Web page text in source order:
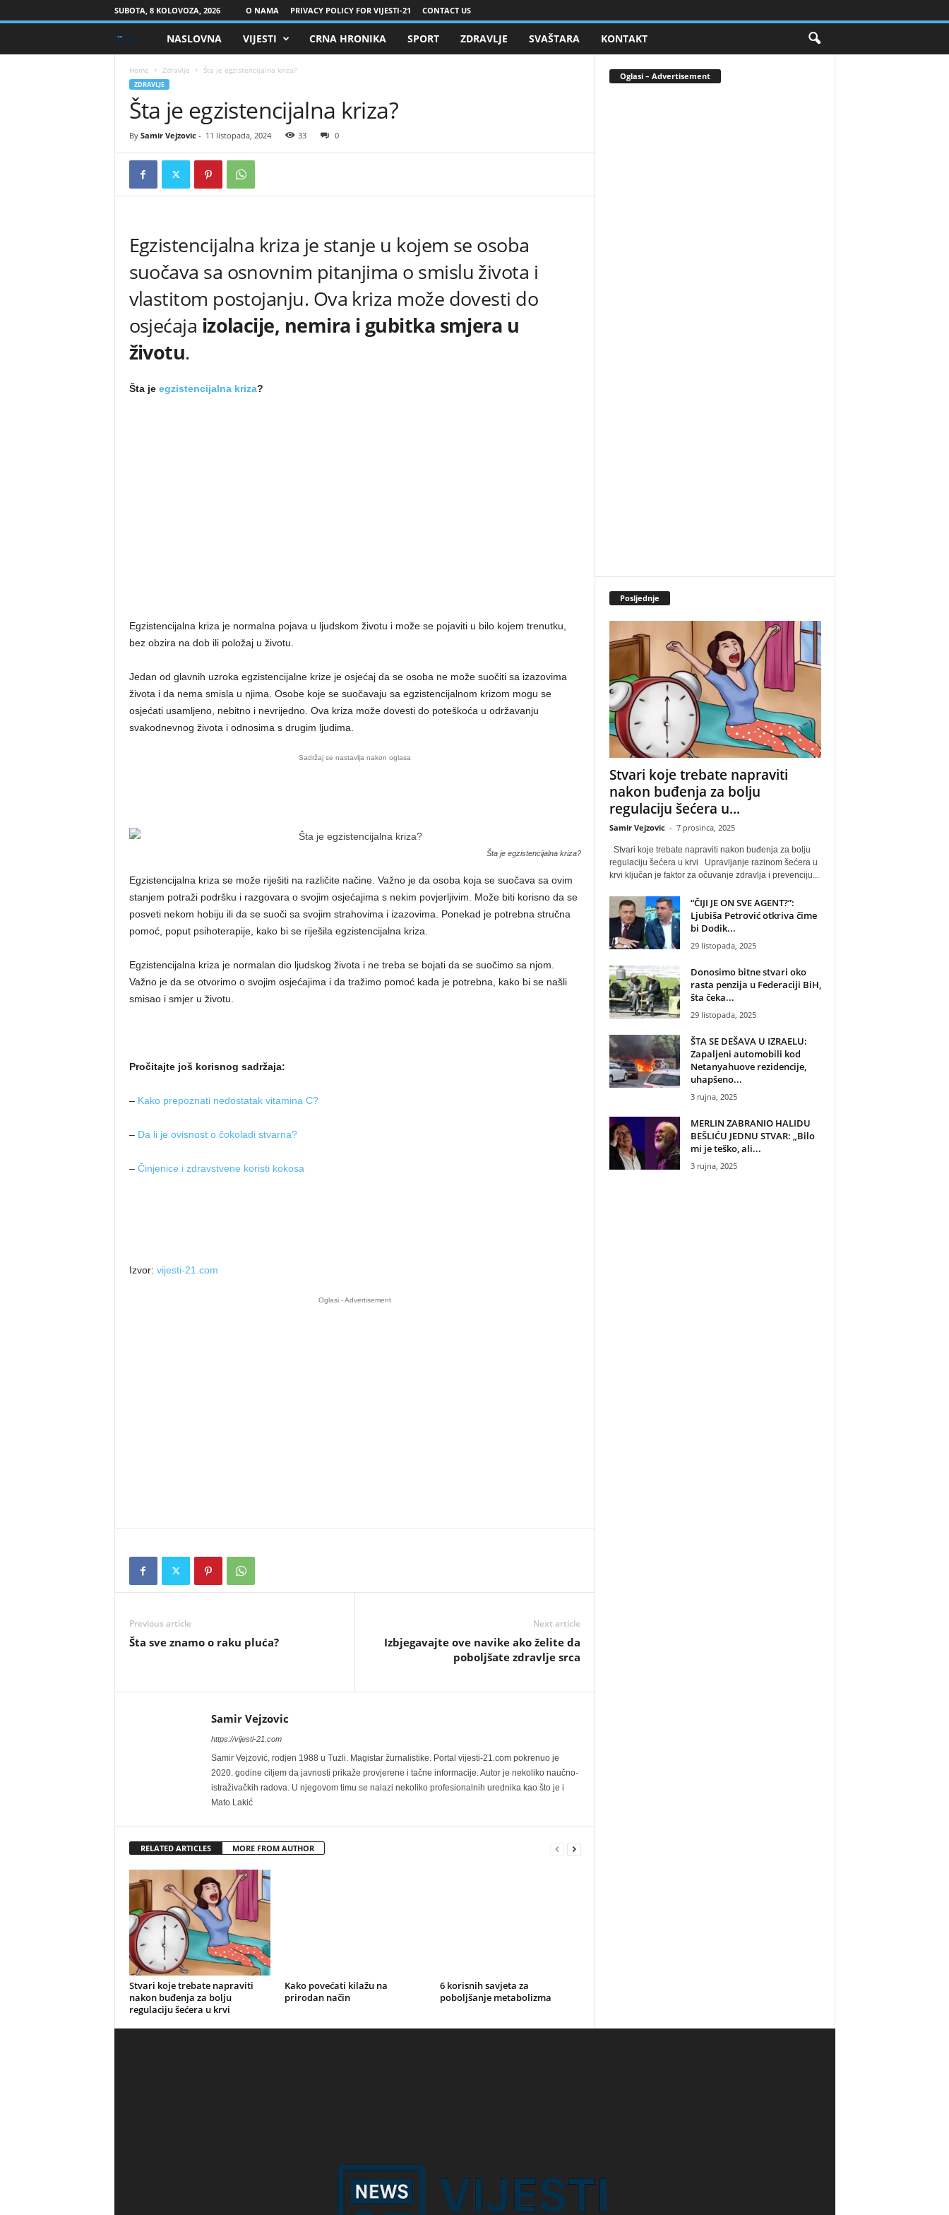
SUBOTA, 8 KOLOVOZA, 2026 O NAMA PRIVACY POLICY FOR VIJESTI-21 CONTACT US
i
e
s
t
-
.
NASLOVNA VIJESTI CRNA HRONIKA SPORT ZDRAVLJE SVAŠTARA KONTAKT
Home Zdravlje Šta je egzistencijalna kriza?
ZDRAVLJE
Šta je egzistencijalna kriza?
By Samir Vejzovic- 11 listopada, 2024 33 0
Egzistencijalna kriza je stanje u kojem se osoba
suočava sa osnovnim pitanjima o smislu života i
vlastitom postojanju. Ova kriza može dovesti do
osjećaja izolacije, nemira i gubitka smjera u
životu.
Šta je egzistencijalna kriza?
Egzistencijalna kriza je normalna pojava u ljudskom životu i može se pojaviti u bilo kojem trenutku,
bez obzira na dob ili položaj u životu.
Jedan od glavnih uzroka egzistencijalne krize je osjećaj da se osoba ne može suočiti sa izazovima
života i da nema smisla u njima. Osobe koje se suočavaju sa egzistencijalnom krizom mogu se
osjećati usamljeno, nebitno i nevrijedno. Ova kriza može dovesti do poteškoća u održavanju
svakodnevnog života i odnosima s drugim ljudima.
Sadržaj se nastavlja nakon oglasa
Šta je egzistencijalna kriza?
Egzistencijalna kriza se može riješiti na različite načine. Važno je da osoba koja se suočava sa ovim
stanjem potraži podršku i razgovara o svojim osjećajima s nekim povjerljivim. Može biti korisno da se
posveti nekom hobiju ili da se suoči sa svojim strahovima i izazovima. Ponekad je potrebna stručna
pomoć, poput psihoterapije, kako bi se riješila egzistencijalna kriza.
Egzistencijalna kriza je normalan dio ljudskog života i ne treba se bojati da se suočimo sa njom.
Važno je da se otvorimo o svojim osjećajima i da tražimo pomoć kada je potrebna, kako bi se našli
smisao i smjer u životu.
Pročitajte još korisnog sadržaja:
– Kako prepoznati nedostatak vitamina C?
– Da li je ovisnost o čokoladi stvarna?
– Činjenice i zdravstvene koristi kokosa
Izvor: vijesti-21.com
Oglasi - Advertisement
Previous article
Šta sve znamo o raku pluća?
Next article
Izbjegavajte ove navike ako želite da
poboljšate zdravlje srca
Samir Vejzovic
https://vijesti-21.com
Samir Vejzović, rodjen 1988 u Tuzli. Magistar žurnalistike. Portal vijesti-21.com pokrenuo je
2020. godine ciljem da javnosti prikaže provjerene i tačne informacije. Autor je nekoliko naučno-
istraživačkih radova. U njegovom timu se nalazi nekoliko profesionalnih urednika kao što je i
Mato Lakić
RELATED ARTICLES MORE FROM AUTHOR
Stvari koje trebate napraviti
nakon buđenja za bolju
regulaciju šećera u krvi
Kako povećati kilažu na
prirodan način
6 korisnih savjeta za
poboljšanje metabolizma
Oglasi – Advertisement
Posljednje
Stvari koje trebate napraviti
nakon buđenja za bolju
regulaciju šećera u...
Samir Vejzovic - 7 prosinca, 2025
Stvari koje trebate napraviti nakon buđenja za bolju
regulaciju šećera u krvi Upravljanje razinom šećera u
krvi ključan je faktor za očuvanje zdravlja i prevenciju...
“ČIJI JE ON SVE AGENT?”:
Ljubiša Petrović otkriva čime
bi Dodik...
29 listopada, 2025
Donosimo bitne stvari oko
rasta penzija u Federaciji BiH,
šta čeka...
29 listopada, 2025
ŠTA SE DEŠAVA U IZRAELU:
Zapaljeni automobili kod
Netanyahuove rezidencije,
uhapšeno...
3 rujna, 2025
MERLIN ZABRANIO HALIDU
BEŠLIĆU JEDNU STVAR: „Bilo
mi je teško, ali...
3 rujna, 2025